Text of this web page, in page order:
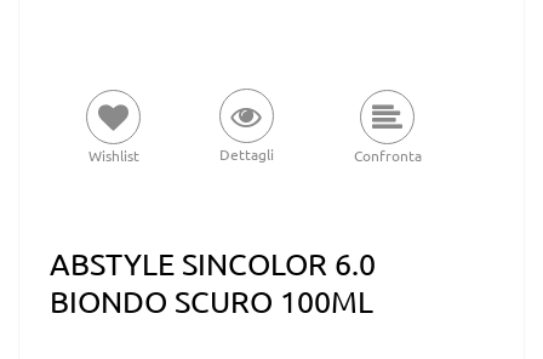
Wishlist Dettagli Confronta
ABSTYLE SINCOLOR 6.0
BIONDO SCURO 100ML